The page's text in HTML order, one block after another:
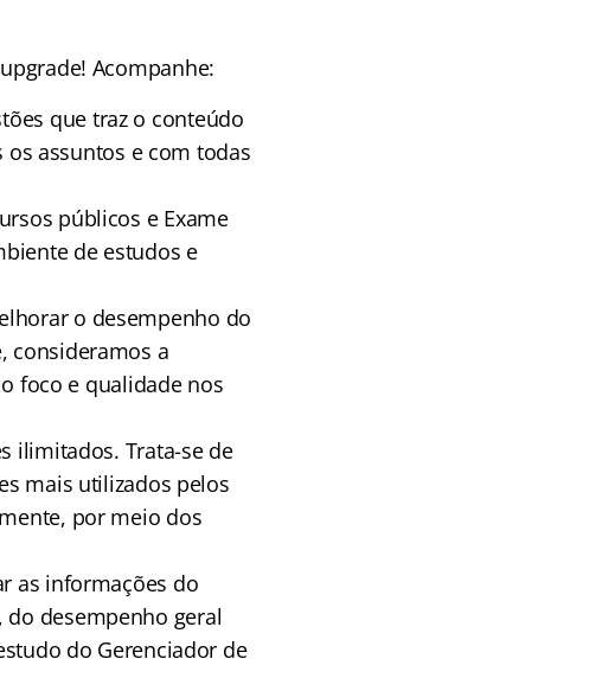
Acompanhe:
que traz o conteúdo
assuntos e com todas
públicos e Exame
de estudos e
o desempenho do
consideramos a
foco e qualidade nos
ilimitados. Trata-se de
mais utilizados pelos
por meio dos
as informações do
desempenho geral
do Gerenciador de